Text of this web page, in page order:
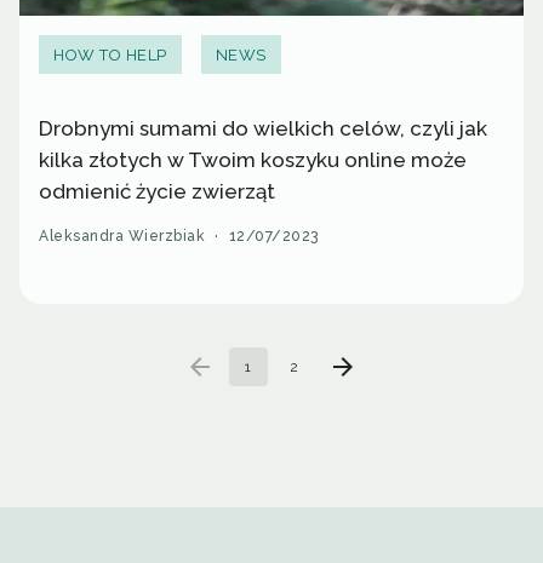
HOW TO HELP NEWS
Drobnymi sumami do wielkich celów, czyli jak
kilka złotych w Twoim koszyku online może
odmienić życie zwierząt
Aleksandra Wierzbiak · 12/07/2023
arrow_back 1 2 arrow_forward